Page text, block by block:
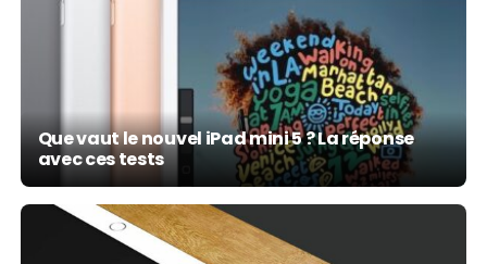
Que vaut le nouvel iPad mini 5 ? La réponse
avec ces tests